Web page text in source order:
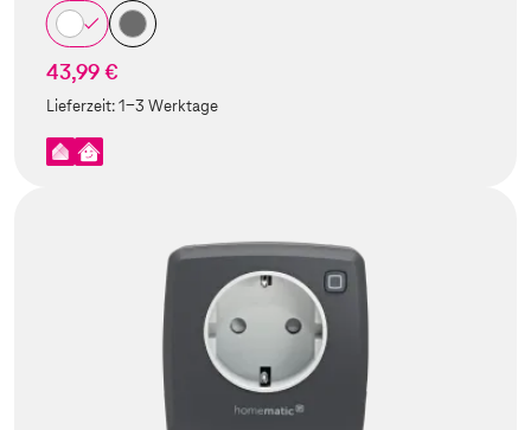
43,99 €
Lieferzeit:1-3 Werktage